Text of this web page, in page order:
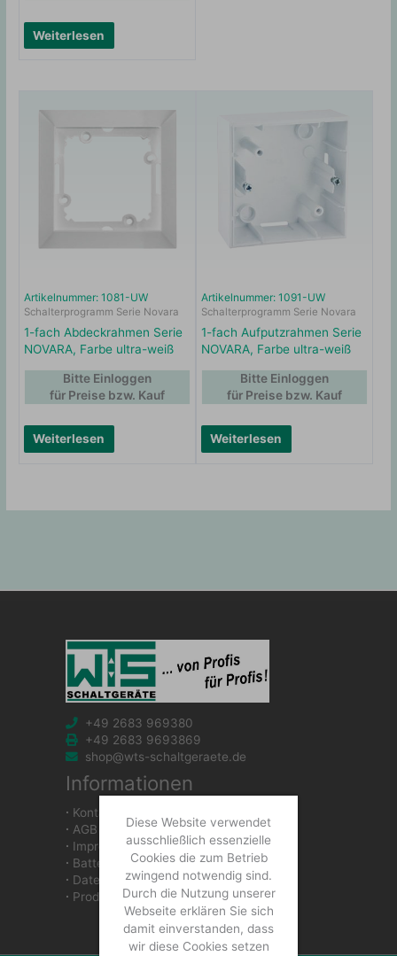
Weiterlesen
Artikelnummer: 1081-UW
Schalterprogramm Serie Novara
1-fach Abdeckrahmen Serie
NOVARA, Farbe ultra-weiß
Weiterlesen
Bitte Einloggen
für Preise bzw. Kauf
Artikelnummer: 1091-UW
Schalterprogramm Serie Novara
1-fach Aufputzrahmen Serie
NOVARA, Farbe ultra-weiß
Weiterlesen
Bitte Einloggen
für Preise bzw. Kauf
+49 2683 969380
+49 2683 9693869
shop@wts-schaltgeraete.de
Informationen
∙ Kontakt
∙ AGB
∙ Impressum
∙ Batteriegesetzhinweise
∙ Datenschutzerklärung
∙ Produkte
Diese Website verwendet
ausschließlich essenzielle
Cookies die zum Betrieb
zwingend notwendig sind.
Durch die Nutzung unserer
Webseite erklären Sie sich
damit einverstanden, dass
wir diese Cookies setzen